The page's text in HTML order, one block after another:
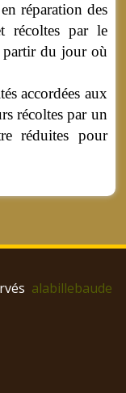
réparation des
récoltes par le
partir du jour où
accordées aux
récoltes par un
réduites pour
alabillebaude